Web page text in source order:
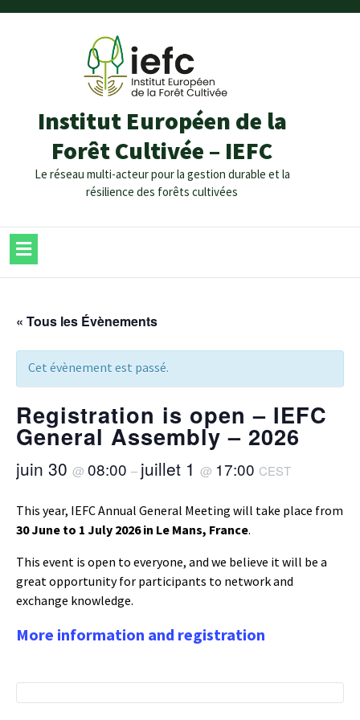
Institut Européen de la
Forêt Cultivée – IEFC
Le réseau multi-acteur pour la gestion durable et la
résilience des forêts cultivées
« Tous les Évènements
Cet évènement est passé.
Registration is open – IEFC
General Assembly – 2026
juin 30 @ 08:00 – juillet 1 @ 17:00 CEST
This year, IEFC Annual General Meeting will take place from
30 June to 1 July 2026 in Le Mans, France.
This event is open to everyone, and we believe it will be a
great opportunity for participants to network and
exchange knowledge.
More information and registration